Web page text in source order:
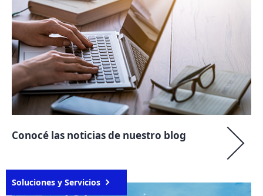
Conocé las noticias de nuestro blog
Soluciones y Servicios